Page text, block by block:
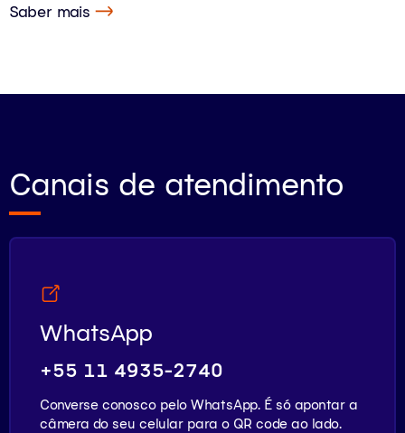
Saber mais
Canais de atendimento
WhatsApp
+55 11 4935-2740
Converse conosco pelo WhatsApp. É só apontar a
câmera do seu celular para o QR code ao lado.